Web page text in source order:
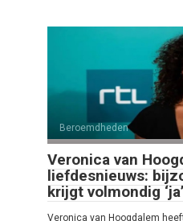
Beroemdheden
Veronica van
liefdesnieuws:
krijgt volmondig
Veronica van Hoogdalem